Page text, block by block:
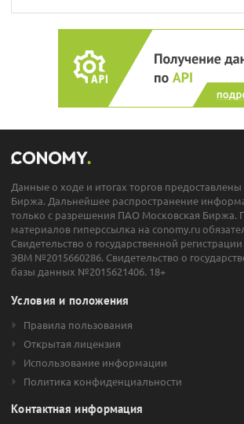
Данные о ходе и итогах торгов
Биржа. Дальнейшее распространение
только с разрешения ПАО Московская Биржа.
материалов гиперссылка на conomy.ru
Свидетельство о государственной
ЭВМ №2015660286. Свидетельство о
базы данных №2015621406. 18+
Условия и положения
Правила пользования
Открытая лицензия
Использование информации
Политика конфиденциальности
Контактная информация